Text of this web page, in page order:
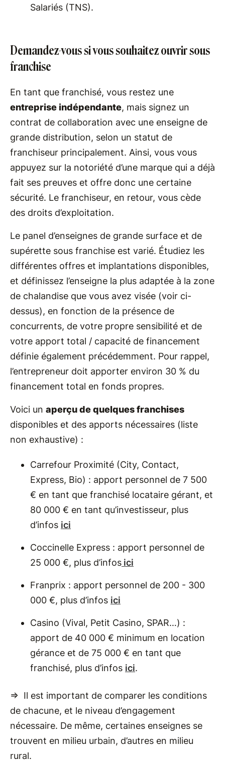
Salariés (TNS).
Demandez-vous si vous souhaitez ouvrir sous
franchise
En tant que franchisé, vous restez une
entreprise indépendante, mais signez un
contrat de collaboration avec une enseigne de
grande distribution, selon un statut de
franchiseur principalement. Ainsi, vous vous
appuyez sur la notoriété d’une marque qui a déjà
fait ses preuves et offre donc une certaine
sécurité. Le franchiseur, en retour, vous cède
des droits d’exploitation.
Le panel d’enseignes de grande surface et de
supérette sous franchise est varié. Étudiez les
différentes offres et implantations disponibles,
et définissez l’enseigne la plus adaptée à la zone
de chalandise que vous avez visée (voir ci-
dessus), en fonction de la présence de
concurrents, de votre propre sensibilité et de
votre apport total / capacité de financement
définie également précédemment. Pour rappel,
l’entrepreneur doit apporter environ 30 % du
financement total en fonds propres.
Voici un aperçu de quelques franchises
disponibles et des apports nécessaires (liste
non exhaustive) :
Carrefour Proximité (City, Contact,
Express, Bio) : apport personnel de 7 500
€ en tant que franchisé locataire gérant, et
80 000 € en tant qu’investisseur, plus
d’infos ici
Coccinelle Express : apport personnel de
25 000 €, plus d’infos ici
Franprix : apport personnel de 200 - 300
000 €, plus d’infos ici
Casino (Vival, Petit Casino, SPAR…) :
apport de 40 000 € minimum en location
gérance et de 75 000 € en tant que
franchisé, plus d’infos ici.
=> Il est important de comparer les conditions
de chacune, et le niveau d’engagement
nécessaire. De même, certaines enseignes se
trouvent en milieu urbain, d’autres en milieu
rural.